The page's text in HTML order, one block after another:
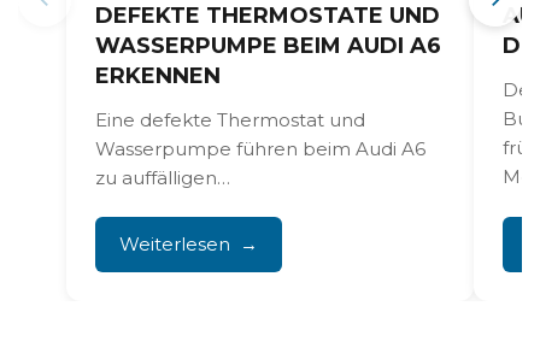
DEFEKTE THERMOSTATE UND
WASSERPUMPE BEIM AUDI A6
ERKENNEN
Eine defekte Thermostat und
Wasserpumpe führen beim Audi A6
zu auffälligen
Überhitzung und austretender
Kühlflüssigkeit. Diese Kühlprobleme
Weiterlesen